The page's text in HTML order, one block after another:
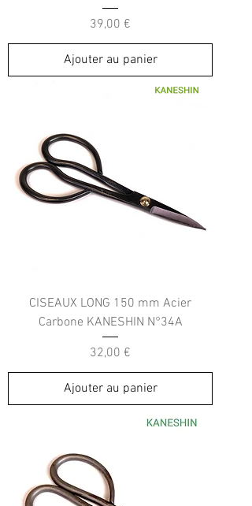
Prix
39,00 €
Ajouter au panier
CISEAUX LONG 150 mm Acier
Carbone KANESHIN N°34A
Prix
32,00 €
Ajouter au panier